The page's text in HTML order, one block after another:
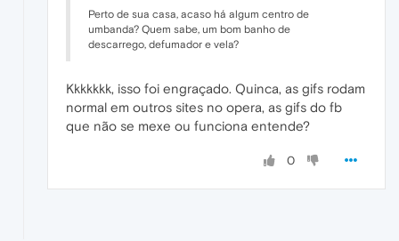
Perto de sua casa, acaso há algum centro de
umbanda? Quem sabe, um bom banho de
descarrego, defumador e vela?
Kkkkkkk, isso foi engraçado. Quinca, as gifs rodam
normal em outros sites no opera, as gifs do fb
que não se mexe ou funciona entende?
0